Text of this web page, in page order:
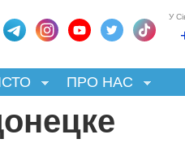
У
ПРО НАС